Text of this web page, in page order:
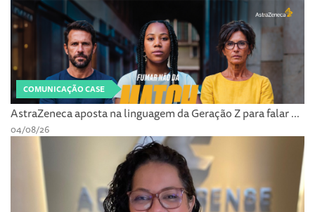
COMUNICAÇÃO CASE
AstraZeneca aposta na linguagem da Geração Z para falar ...
04/08/26